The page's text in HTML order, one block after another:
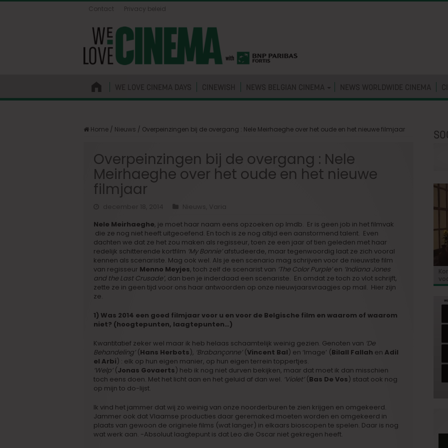
Contact Privacy beleid
WE LOVE CINEMA DAYS CINEWISH NEWS BELGIAN CINEMA NEWS WORLDWIDE CINEMA
Home / Nieuws / Overpeinzingen bij de overgang : Nele Meirhaeghe over het oude en het nieuwe filmjaar
Overpeinzingen bij de overgang : Nele
Meirhaeghe over het oude en het nieuwe
filmjaar
Nieuws
Varia
Nele Meirhaeghe, je moet haar naam eens opzoeken op Imdb. Er is geen job in het filmvak
die ze nog niet heeft uitgeoefend. En toch is ze nog altijd een aanstormend talent. Even
dachten we dat ze het zou maken als regisseur, toen ze een jaar of tien geleden met haar
redelijk schitterende kortfilm ‘My Bonnie’afstudeerde, maar tegenwoordig laat ze zich vooral
kennen als scenariste. Mag ook wel. Als je een scenario mag schrijven voor de nieuwste film
van regisseur Menno Meyjes, toch zelf de scenarist van ‘The Color Purple’en ‘Indiana Jones
and the Last Crusade’, dan ben je inderdaad een scenariste. En omdat ze toch zo vlot schrijft,
zette ze in geen tijd voor ons haar antwoorden op onze nieuwjaarsvraagjes op mail. Hier zijn
ze.
1) Was 2014 een goed filmjaar voor u en voor de Belgische film en waarom of waarom
niet? (hoogtepunten, laagtepunten…)
Kwantitatief zeker wel maar ik heb helaas schaamtelijk weinig gezien. Genoten van ‘De
Behandeling’(Hans Herbots), ‘Brabançonne’(Vincent Bal) en ‘Image’ (Bilall Fallah en Adil
el Arbi) : elk op hun eigen manier, op hun eigen terrein toppertjes.
‘Welp’(Jonas Govaerts) heb ik nog niet durven bekijken, maar dat moet ik dan misschien
toch eens doen. Met het licht aan en het geluid af dan wel. ‘Violet’(Bas De Vos) staat ook nog
op mijn to do-lijst.
Ik vind het jammer dat wij zo weinig van onze noorderburen te zien krijgen en omgekeerd.
Jammer ook dat Vlaamse producties daar geremaked moeten worden en omgekeerd in
plaats van gewoon de originele films (wat langer) in elkaars bioscopen te spelen. Daar is nog
wat werk aan. -Absoluut laagtepunt is dat Leo die Oscar niet gekregen heeft.
de